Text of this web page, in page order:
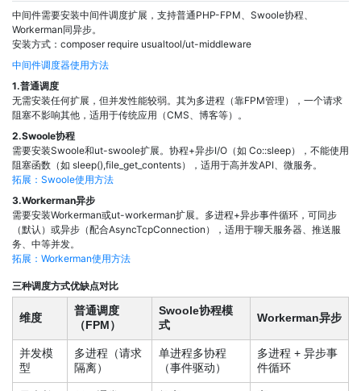
中间件需要安装中间件调度扩展，支持普通PHP-FPM、Swoole协程、
Workerman同异步。
安装方式：composer require usualtool/ut-middleware
中间件调度器使用方法
1.普通调度
无需安装任何扩展，但并发性能较弱。其为多进程（靠FPM管理），一个请求
阻塞不影响其他，适用于传统应用（CMS、博客等）。
2.Swoole协程
需要安装Swoole和ut-swoole扩展。协程+异步I/O（如 Co::sleep），不能使用
阻塞函数（如 sleep(),file_get_contents），适用于高并发API、微服务。
拓展：Swoole使用方法
3.Workerman异步
需要安装Workerman或ut-workerman扩展。多进程+异步事件循环，可同步
（默认）或异步（配合AsyncTcpConnection），适用于聊天服务器、推送服
务、中等并发。
拓展：Workerman使用方法
三种调度方式优缺点对比
维度
普通调度
（FPM）
Swoole协程模
式
Workerman异步
并发模
型
多进程（请求
隔离）
单进程多协程
（事件驱动）
多进程 + 异步事
件循环